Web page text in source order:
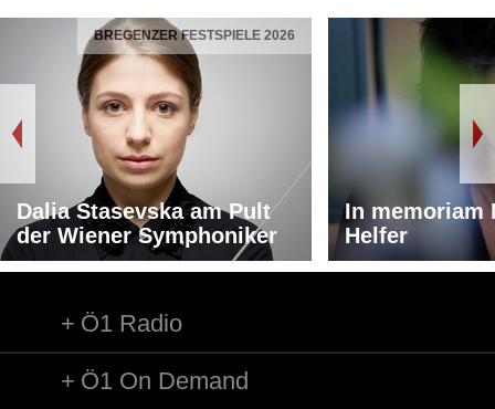
BREGENZER FESTSPIELE 2026
Dalia Stasevska am Pult
der Wiener Symphoniker
In memoriam
Helfer
Ö1 Radio
Ö1 On Demand